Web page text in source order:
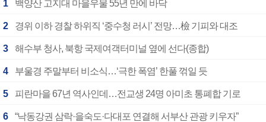
1 백양산 고지대 마을우물 55년 만에 바닥
2 경위 이하 경찰 하위직 ‘중수청 러시’ 전망…檢 기피와 대조
3 해수부 청사, 북항 국제여객터미널 옆에 선다(종합)
4 부울경 주말부터 비소식…‘극한 폭염’ 한풀 꺾일 듯
5 피란마을 67년 역사인데…전교생 24명 아미초 통폐합 기로
6 “낙동강권 삼락·을숙도·다대포 연결해 서부산 관광 키우자”